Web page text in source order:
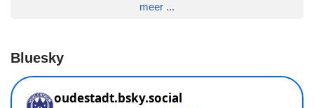
meer ...
Bluesky